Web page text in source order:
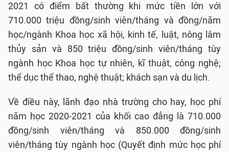
2021 có điểm bất thường khi mức tiền lớn với
710.000 triệu đồng/sinh viên/tháng và đồng/năm
học/ngành Khoa học xã hội, kinh tế, luật, nông lâm
thủy sản và 850 triệu đồng/sinh viên/tháng tùy
ngành học Khoa học tự nhiên, kĩ thuật, công nghệ;
thể dục thể thao, nghệ thuật; khách sạn và du lịch.
Về điều này, lãnh đạo nhà trường cho hay, học phí
năm học 2020-2021 của khối cao đẳng là 710.000
đồng/sinh viên/tháng và 850.000 đồng/sinh
viên/tháng tùy ngành học (Quyết định mức học phí